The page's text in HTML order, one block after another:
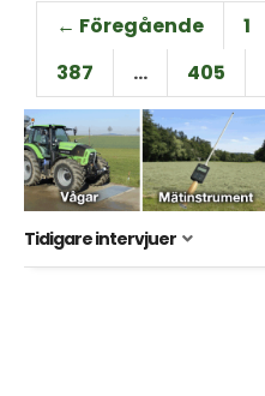
← Föregående 1
387
… 405
Tidigare intervjuer